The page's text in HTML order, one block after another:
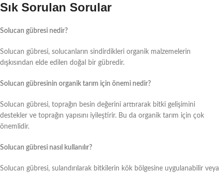
Sık Sorulan Sorular
Solucan gübresi nedir?
Solucan gübresi, solucanların sindirdikleri organik malzemelerin
dışkısından elde edilen doğal bir gübredir.
Solucan gübresinin organik tarım için önemi nedir?
Solucan gübresi, toprağın besin değerini arttırarak bitki gelişimini
destekler ve toprağın yapısını iyileştirir. Bu da organik tarım için çok
önemlidir.
Solucan gübresi nasıl kullanılır?
Solucan gübresi, sulandırılarak bitkilerin kök bölgesine uygulanabilir veya